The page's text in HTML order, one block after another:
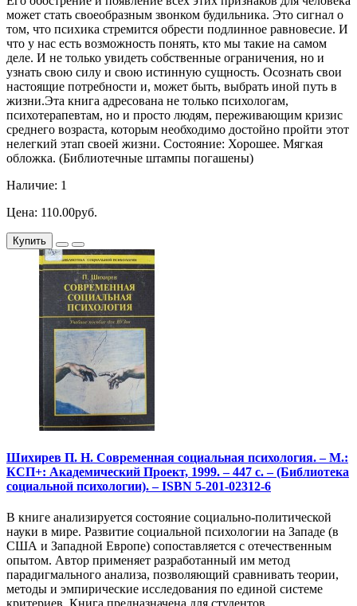
может стать своеобразным звонком будильника. Это сигнал о
том, что психика стремится обрести подлинное равновесие. И
что у нас есть возможность понять, кто мы такие на самом
деле. И не только увидеть собственные ограничения, но и
узнать свою силу и свою истинную сущность. Осознать свои
настоящие потребности и, может быть, выбрать иной путь в
жизни.Эта книга адресована не только психологам,
психотерапевтам, но и просто людям, переживающим кризис
среднего возраста, которым необходимо достойно пройти этот
нелегкий этап своей жизни. Состояние: Хорошее. Мягкая
обложка. (Библиотечные штампы погашены)
Наличие: 1
Цена: 110.00руб.
Купить
Шихирев П. Н. Современная социальная психология. – М.:
КСП+: Академический Проект, 1999. – 447 с. – (Библиотека
социальной психологии). – ISBN 5-201-02312-6
В книге анализируется состояние социально-политической
науки в мире. Развитие социальной психологии на Западе (в
США и Западной Европе) сопоставляется с отечественным
опытом. Автор применяет разработанный им метод
парадигмального анализа, позволяющий сравнивать теории,
методы и эмпирические исследования по единой системе